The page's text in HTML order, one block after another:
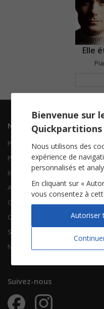
Elle
Navigation
Piano Chant
Piano Solo
Instruments solistes
Accordéon
Guitare
Chorales
Songbooks
Nouvelles partitions
Suivez-nous
Bienvenue sur
Quickpartitions
Nous utilisons des
expérience de
personnalisés et
En cliquant sur «
vous consentez à
Autoriser